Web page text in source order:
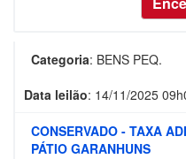
Categoria: BENS PEQ.
Data leilão: 14/11/2025
CONSERVADO - TAXA
PÁTIO GARANHUNS